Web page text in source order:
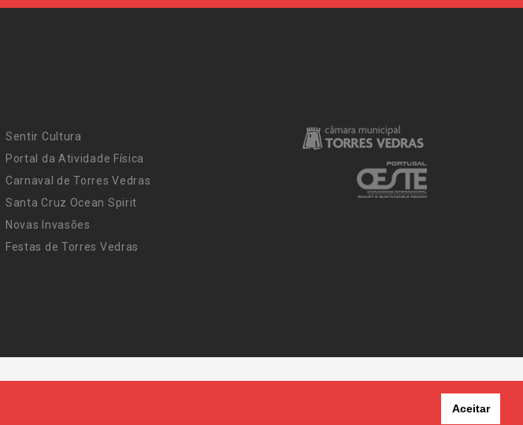
Aceitar
Sentir Cultura
Portal da Atividade Física
Carnaval de Torres Vedras
Santa Cruz Ocean Spirit
Novas Invasões
Festas de Torres Vedras